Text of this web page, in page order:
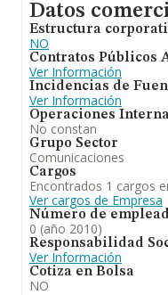
Datos
Estructura
NO
Contratos Públicos
Ver Información
Incidencias de
Ver Información
Operaciones
No constan
Grupo Sector
Comunicaciones
Cargos
Encontrados 1 cargos
Ver cargos de Empresa
Número de
0 (año 2010)
Responsabilidad
Ver Información
Cotiza en Bolsa
NO